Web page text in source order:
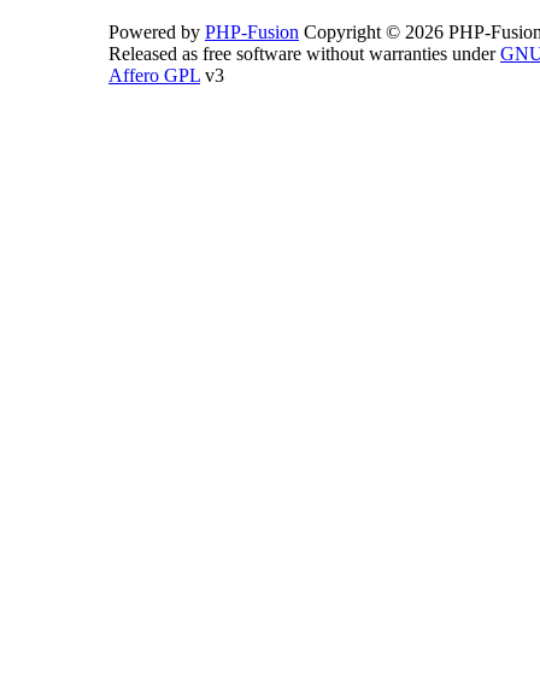
Powered by PHP-Fusion Copyright © 2026 PHP-
Released as free software without warranties under
Affero GPL v3